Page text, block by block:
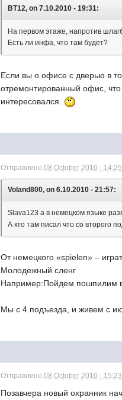
BT12, on 7.10.2010 - 19:31:
На первом этаже, напротив
Есть ли инфа, что там будет?
Если вы о офисе с дверью в
отремонтированный офис,
интересовался.
Отправлено08 October 2010 - 14:25
Voland800, on 6.10.2010 - 21:57:
Slava123 а в немецком языке
А кто там писал что со второго
От немецкого «spielen» –
Молодежный сленг
Например:Пойдем пошпилим
Мы с 4 подъезда, и живем с
Отправлено08 October 2010 - 15:23
Позавчера новый охранник